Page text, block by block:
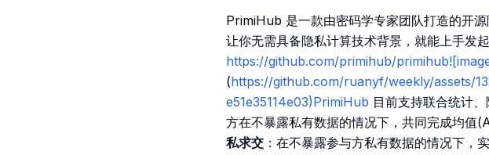
PrimiHub 是一款由密码学专家团队打造的开
让你无需具备隐私计算技术背景，就能上手发
https://github.com/primihub/
(https://github.com/ruanyf/weekly/assets/
e51e35114e03)PrimiHub 目前支持联合统计
方在不暴露私有数据的情况下，共同完成均
私求交 ：在不暴露参与方私有数据的情况下，